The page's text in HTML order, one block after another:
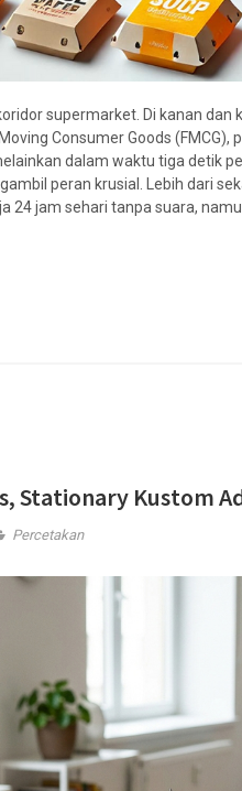
supermarket. Di kanan
Consumer Goods
dalam waktu tiga detik
peran krusial. Lebih dari
24 jam sehari tanpa suara,
Stationary Kustom
Percetakan